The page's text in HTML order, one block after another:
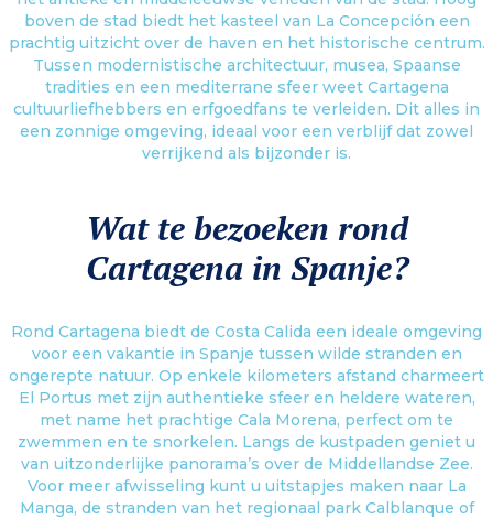
boven de stad biedt het kasteel van La Concepción een
prachtig uitzicht over de haven en het historische centrum.
Tussen modernistische architectuur, musea, Spaanse
tradities en een mediterrane sfeer weet Cartagena
cultuurliefhebbers en erfgoedfans te verleiden. Dit alles in
een zonnige omgeving, ideaal voor een verblijf dat zowel
verrijkend als bijzonder is.
Wat te bezoeken rond
Cartagena in Spanje?
Rond Cartagena biedt de Costa Calida een ideale omgeving
voor een vakantie in Spanje tussen wilde stranden en
ongerepte natuur. Op enkele kilometers afstand charmeert
El Portus met zijn authentieke sfeer en heldere wateren,
met name het prachtige Cala Morena, perfect om te
zwemmen en te snorkelen. Langs de kustpaden geniet u
van uitzonderlijke panorama’s over de Middellandse Zee.
Voor meer afwisseling kunt u uitstapjes maken naar La
Manga, de stranden van het regionaal park Calblanque of